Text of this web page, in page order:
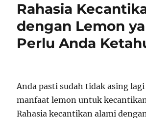
Rahasia
dengan Lemon
Perlu Anda
Anda pasti sudah tidak asing
manfaat lemon untuk
Rahasia kecantikan alami